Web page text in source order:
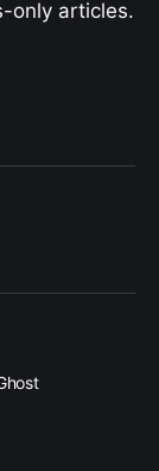
only articles.